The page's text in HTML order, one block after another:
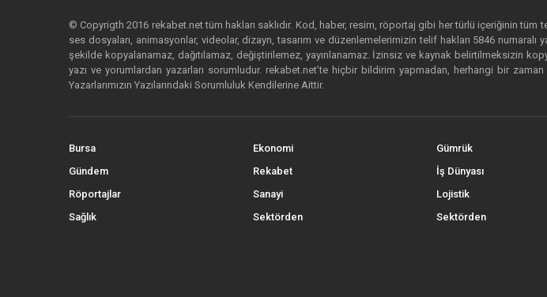
© Copyrigth 2016 rekabet.net tüm hakları saklıdır. Kod, haber, resim, röportaj gibi her türlü içeriğinin tüm
ses dosyaları, animasyonlar, videolar, dizayn, tasarım ve düzenlemelerimizin telif hakları 5846
şekilde kopyalanamaz, dağıtılamaz, değiştirilemez, yayınlanamaz. İzinsiz ve kaynak belirtilmeksizin
yazı ve yorumlardan yazarları sorumludur. rekabet.net’te hiçbir bildirim yapmadan, herhangi bir
Yazarlarımızın Yazılarındaki Sorumluluk Kendilerine Aittir.
Bursa
Gündem
Röportajlar
Sağlık
Ekonomi
Rekabet
Sanayi
Sektörden
Gümrük
İş Dünyası
Lojistik
Sektörden